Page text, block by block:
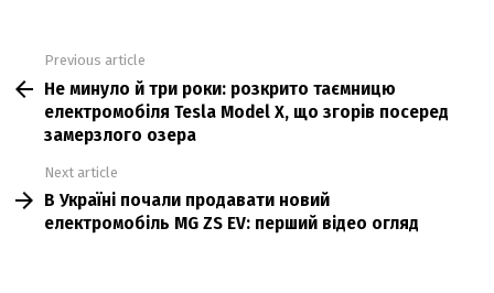
more
Previous article
Не минуло й три роки: розкрито таємницю
електромобіля Tesla Model X, що згорів посеред
замерзлого озера
Next article
В Україні почали продавати новий
електромобіль MG ZS EV: перший відео огляд